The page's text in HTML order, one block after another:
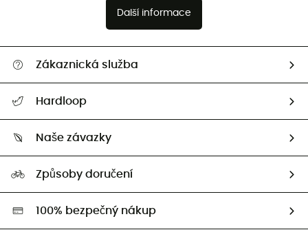
Další informace
Zákaznická služba
Vrácení zboží a peněz
Hardloop
Naši Ambasadoři
Naše závazky
Second hand
HardGreen
Způsoby doručení
100% bezpečný nákup